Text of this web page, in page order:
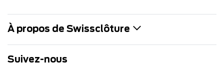
À propos de Swissclôture
Suivez-nous